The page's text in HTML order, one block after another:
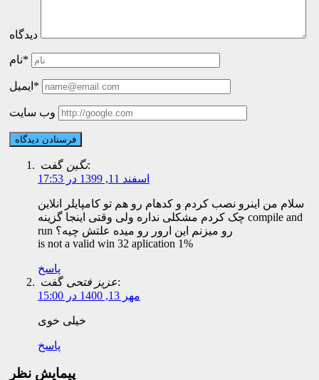
دیدگاه
نام*
ایمیل*
وب سایت
نگینگفت:
اسفند 11, 1399 در 17:53
سلام من اینرو نصب کردم و کدهام رو هم تو کامپایلر انلاین
چک کردم مشکلی نداره ولی وقتی اینجا گزینه compile and
run رو میزنم این ارور رو میده علتش چیه؟
is not a valid win 32 aplication 1%
پاسخ
عزیز فتحیگفت:
مهر 13, 1400 در 15:00
خیلی خوی
پاسخ
پیمایش نظر